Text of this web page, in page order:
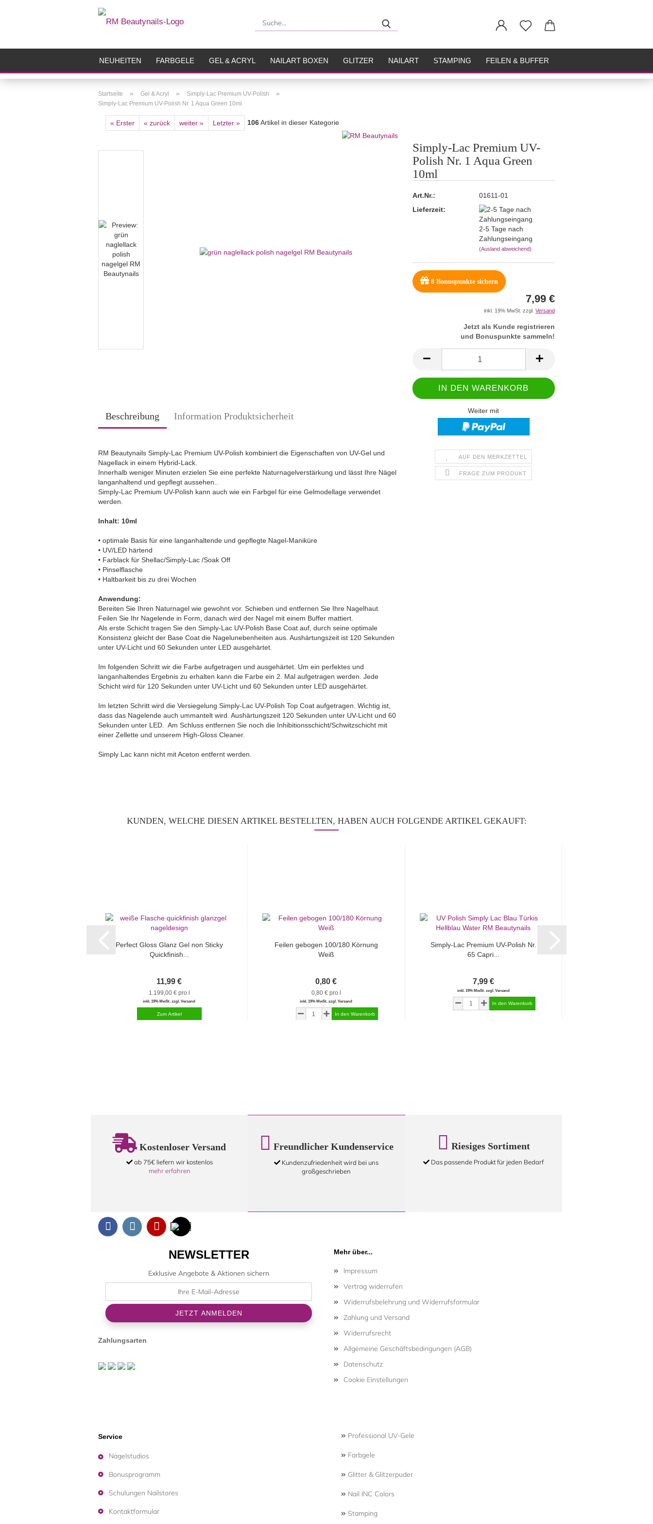
NEUHEITEN FARBGELE GEL & ACRYL NAILART BOXEN GLITZER NAILART STAMPING FEILEN & BUFFER
Startseite » Gel & Acryl » Simply-Lac Premium UV-Polish »
Simply-Lac Premium UV-Polish Nr. 1 Aqua Green 10ml
« Erster « zurück weiter » Letzter » 106Artikel in dieser Kategorie
Simply-Lac Premium UV-
Polish Nr. 1 Aqua Green
10ml
Art.Nr.:
01611-01
Lieferzeit:
2-5 Tage nach
Zahlungseingang
(Ausland abweichend)
8Bonuspunkte sichern
7,99 €
inkl. 19% MwSt. zzgl. Versand
Jetzt als Kunde registrieren
und Bonuspunkte sammeln!
Weiter mit
AUF DEN MERKZETTEL
FRAGE ZUM PRODUKT
Beschreibung Information Produktsicherheit
RM Beautynails Simply-Lac Premium UV-Polish kombiniert die Eigenschaften von UV-Gel und
Nagellack in einem Hybrid-Lack.
Innerhalb weniger Minuten erzielen Sie eine perfekte Naturnagelverstärkung und lässt Ihre Nägel
langanhaltend und gepflegt aussehen..
Simply-Lac Premium UV-Polish kann auch wie ein Farbgel für eine Gelmodellage verwendet
werden.
Inhalt: 10ml
• optimale Basis für eine langanhaltende und gepflegte Nagel-Maniküre
• UV/LED härtend
• Farblack für Shellac/Simply-Lac /Soak Off
• Pinselflasche
• Haltbarkeit bis zu drei Wochen
Anwendung:
Bereiten Sie Ihren Naturnagel wie gewohnt vor. Schieben und entfernen Sie Ihre Nagelhaut.
Feilen Sie Ihr Nagelende in Form, danach wird der Nagel mit einem Buffer mattiert.
Als erste Schicht tragen Sie den Simply-Lac UV-Polish Base Coat auf, durch seine optimale
Konsistenz gleicht der Base Coat die Nagelunebenheiten aus. Aushärtungszeit ist 120 Sekunden
unter UV-Licht und 60 Sekunden unter LED ausgehärtet.
Im folgenden Schritt wir die Farbe aufgetragen und ausgehärtet. Um ein perfektes und
langanhaltendes Ergebnis zu erhalten kann die Farbe ein 2. Mal aufgetragen werden. Jede
Schicht wird für 120 Sekunden unter UV-Licht und 60 Sekunden unter LED ausgehärtet.
Im letzten Schritt wird die Versiegelung Simply-Lac UV-Polish Top Coat aufgetragen. Wichtig ist,
dass das Nagelende auch ummantelt wird. Aushärtungszeit 120 Sekunden unter UV-Licht und 60
Sekunden unter LED. Am Schluss entfernen Sie noch die Inhibitionsschicht/Schwitzschicht mit
einer Zellette und unserem High-Gloss Cleaner.
Simply Lac kann nicht mit Aceton entfernt werden.
KUNDEN, WELCHE DIESEN ARTIKEL BESTELLTEN, HABEN AUCH FOLGENDE ARTIKEL GEKAUFT:
Perfect Gloss Glanz Gel non Sticky
Quickfinish...
11,99 €
1.199,00 € pro l
inkl. 19% MwSt. zzgl. Versand
Feilen gebogen 100/180 Körnung
Weiß
0,80 €
0,80 € pro l
inkl. 19% MwSt. zzgl. Versand
Simply-Lac Premium UV-Polish Nr.
65 Capri...
7,99 €
inkl. 19% MwSt. zzgl. Versand
Kostenloser Versand
ab 75€ liefern wir kostenlos
mehr erfahren
Freundlicher Kundenservice
Kundenzufriedenheit wird bei uns
großgeschrieben
Riesiges Sortiment
Das passende Produkt für jeden Bedarf
NEWSLETTER
Exklusive Angebote & Aktionen sichern
Zahlungsarten
Mehr über...
Impressum
Vertrag widerrufen
Widerrufsbelehrung und Widerrufsformular
Zahlung und Versand
Widerrufsrecht
Allgemeine Geschäftsbedingungen (AGB)
Datenschutz
Cookie Einstellungen
Service
Nagelstudios
Bonusprogramm
Schulungen Nailstores
Kontaktformular
Professional UV-Gele
Farbgele
Glitter & Glitzerpuder
Nail INC Colors
Stamping